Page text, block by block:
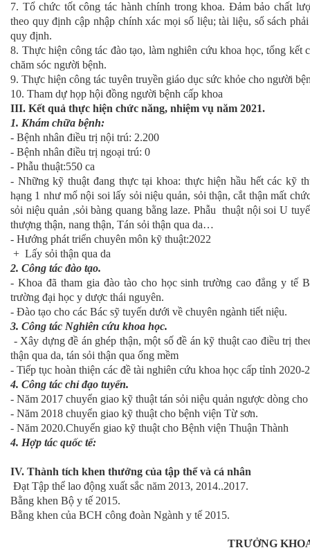
7. Tổ chức tốt công tác hành chính trong khoa. Đảm bảo chất
theo quy định cập nhập chính xác mọi số liệu; tài liệu, sổ sách
quy định.
8. Thực hiện công tác đào tạo, làm nghiên cứu khoa học, tổng kết
chăm sóc người bệnh.
9. Thực hiện công tác tuyên truyền giáo dục sức khỏe cho người
10. Tham dự họp hội đồng người bệnh cấp khoa
III. Kết quả thực hiện chức năng, nhiệm vụ năm 2021.
1. Khám chữa bệnh:
- Bệnh nhân điều trị nội trú: 2.200
- Bệnh nhân điều trị ngoại trú: 0
- Phẫu thuật:550 ca
- Những kỹ thuật đang thực tại khoa: thực hiện hầu hết các kỹ
hạng 1 như mổ nội soi lấy sỏi niệu quản, sỏi thận, cắt thận mất
sỏi niệu quản ,sỏi bàng quang bằng laze. Phẫu thuật nội soi U
thượng thận, nang thận, Tán sỏi thận qua da…
- Hướng phát triển chuyên môn kỹ thuật:2022
+ Lấy sỏi thận qua da
2. Công tác đào tạo.
- Khoa đã tham gia đào tào cho học sinh trường cao đẳng y tế
trường đại học y dược thái nguyên.
- Đào tạo cho các Bác sỹ tuyến dưới về chuyên ngành tiết niệu.
3. Công tác Nghiên cứu khoa học.
- Xây dựng đề án ghép thận, một số đề án kỹ thuật cao điều trị
thận qua da, tán sỏi thận qua ống mềm
- Tiếp tục hoàn thiện các đề tài nghiên cứu khoa học cấp tỉnh 2020-
4. Công tác chỉ đạo tuyến.
- Năm 2017 chuyển giao kỹ thuật tán sỏi niệu quản ngược dòng
- Năm 2018 chuyển giao kỹ thuật cho bệnh viện Từ sơn.
- Năm 2020.Chuyển giao kỹ thuật cho Bệnh viện Thuận Thành
4. Hợp tác quốc tế:
IV. Thành tích khen thưởng của tập thể và cá nhân
Đạt Tập thể lao động xuất sắc năm 2013, 2014..2017.
Bằng khen Bộ y tế 2015.
Bằng khen của BCH công đoàn Ngành y tế 2015.
TRƯỞNG